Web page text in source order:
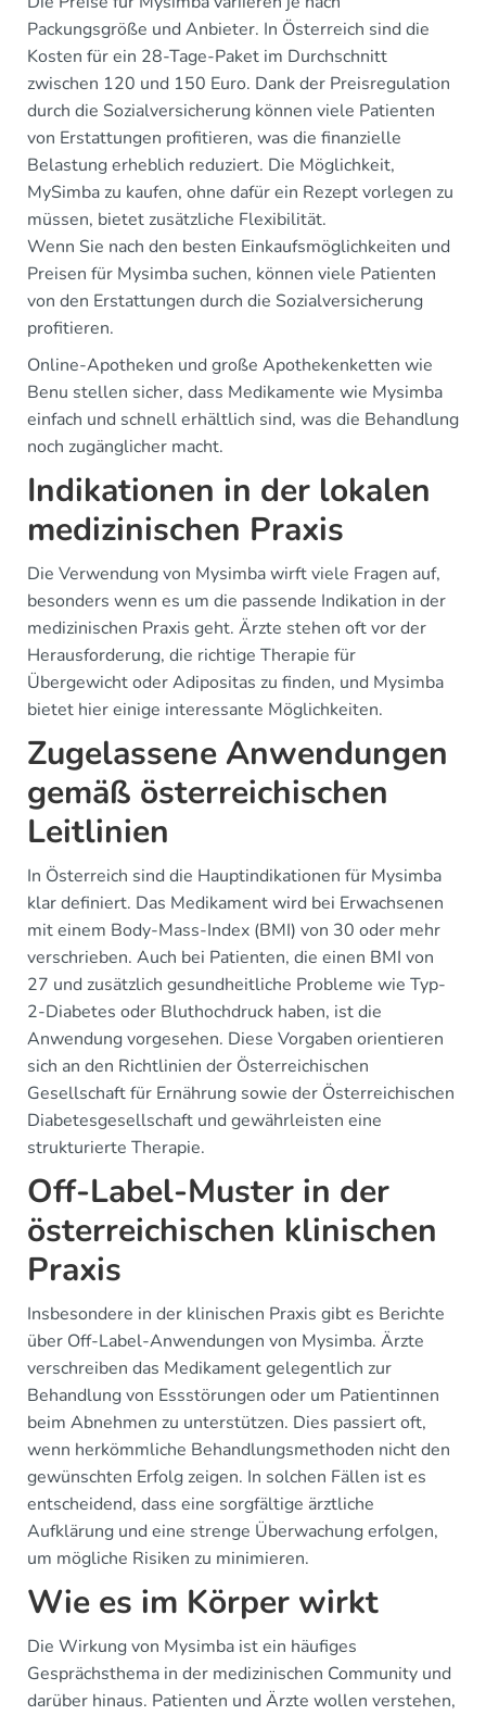
Packungsgröße und Anbieter. In Österreich sind die
Kosten für ein 28-Tage-Paket im Durchschnitt
zwischen 120 und 150 Euro. Dank der Preisregulation
durch die Sozialversicherung können viele Patienten
von Erstattungen profitieren, was die finanzielle
Belastung erheblich reduziert. Die Möglichkeit,
MySimba zu kaufen, ohne dafür ein Rezept vorlegen zu
müssen, bietet zusätzliche Flexibilität.
Wenn Sie nach den besten Einkaufsmöglichkeiten und
Preisen für Mysimba suchen, können viele Patienten
von den Erstattungen durch die Sozialversicherung
profitieren.
Online-Apotheken und große Apothekenketten wie
Benu stellen sicher, dass Medikamente wie Mysimba
einfach und schnell erhältlich sind, was die Behandlung
noch zugänglicher macht.
Indikationen in der lokalen
medizinischen Praxis
Die Verwendung von Mysimba wirft viele Fragen auf,
besonders wenn es um die passende Indikation in der
medizinischen Praxis geht. Ärzte stehen oft vor der
Herausforderung, die richtige Therapie für
Übergewicht oder Adipositas zu finden, und Mysimba
bietet hier einige interessante Möglichkeiten.
Zugelassene Anwendungen
gemäß österreichischen
Leitlinien
In Österreich sind die Hauptindikationen für Mysimba
klar definiert. Das Medikament wird bei Erwachsenen
mit einem Body-Mass-Index (BMI) von 30 oder mehr
verschrieben. Auch bei Patienten, die einen BMI von
27 und zusätzlich gesundheitliche Probleme wie Typ-
2-Diabetes oder Bluthochdruck haben, ist die
Anwendung vorgesehen. Diese Vorgaben orientieren
sich an den Richtlinien der Österreichischen
Gesellschaft für Ernährung sowie der Österreichischen
Diabetesgesellschaft und gewährleisten eine
strukturierte Therapie.
Off-Label-Muster in der
österreichischen klinischen
Praxis
Insbesondere in der klinischen Praxis gibt es Berichte
über Off-Label-Anwendungen von Mysimba. Ärzte
verschreiben das Medikament gelegentlich zur
Behandlung von Essstörungen oder um Patientinnen
beim Abnehmen zu unterstützen. Dies passiert oft,
wenn herkömmliche Behandlungsmethoden nicht den
gewünschten Erfolg zeigen. In solchen Fällen ist es
entscheidend, dass eine sorgfältige ärztliche
Aufklärung und eine strenge Überwachung erfolgen,
um mögliche Risiken zu minimieren.
Wie es im Körper wirkt
Die Wirkung von Mysimba ist ein häufiges
Gesprächsthema in der medizinischen Community und
darüber hinaus. Patienten und Ärzte wollen verstehen,